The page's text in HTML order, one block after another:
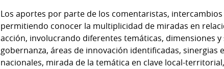
Los aportes por parte de los comentaristas,
permitiendo conocer la multiplicidad de miradas en
acción, involucrando diferentes temáticas, dimensiones
gobernanza, áreas de innovación identificadas,
nacionales, mirada de la temática en clave local-